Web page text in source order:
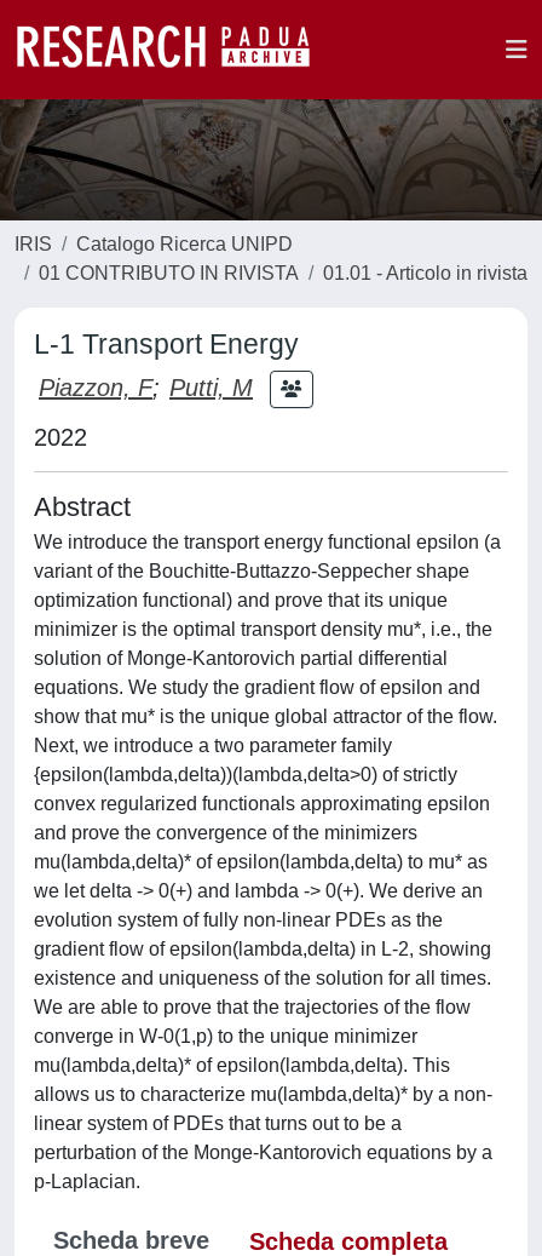
IRIS
Catalogo Ricerca UNIPD
01 CONTRIBUTO IN RIVISTA
01.01 - Articolo in rivista
L-1 Transport Energy
Piazzon, F; Putti, M
2022
Abstract
We introduce the transport energy functional epsilon (a
variant of the Bouchitte-Buttazzo-Seppecher shape
optimization functional) and prove that its unique
minimizer is the optimal transport density mu*, i.e., the
solution of Monge-Kantorovich partial differential
equations. We study the gradient flow of epsilon and
show that mu* is the unique global attractor of the flow.
Next, we introduce a two parameter family
{epsilon(lambda,delta))(lambda,delta>0) of strictly
convex regularized functionals approximating epsilon
and prove the convergence of the minimizers
mu(lambda,delta)* of epsilon(lambda,delta) to mu* as
we let delta -> 0(+) and lambda -> 0(+). We derive an
evolution system of fully non-linear PDEs as the
gradient flow of epsilon(lambda,delta) in L-2, showing
existence and uniqueness of the solution for all times.
We are able to prove that the trajectories of the flow
converge in W-0(1,p) to the unique minimizer
mu(lambda,delta)* of epsilon(lambda,delta). This
allows us to characterize mu(lambda,delta)* by a non-
linear system of PDEs that turns out to be a
perturbation of the Monge-Kantorovich equations by a
p-Laplacian.
Scheda breve
Scheda completa